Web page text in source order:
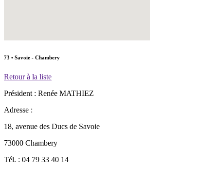
73 • Savoie - Chambery
Retour à la liste
Président : Renée MATHIEZ
Adresse :
18, avenue des Ducs de Savoie
73000 Chambery
Tél. : 04 79 33 40 14